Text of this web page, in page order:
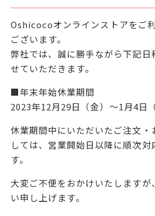
Oshicocoオンラインストアをご
ございます。
弊社では、誠に勝手ながら下記日
せていただきます。
■年末年始休業期間
2023年12月29日（金）～1月4日（
休業期間中にいただいたご注文・
しては、営業開始日以降に順次対
す。
大変ご不便をおかけいたします
い申し上げます。